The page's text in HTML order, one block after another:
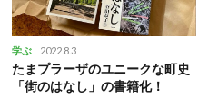
学ぶ 2022.8.3
たまプラーザのユニークな町史
「街のはなし」の書籍化！